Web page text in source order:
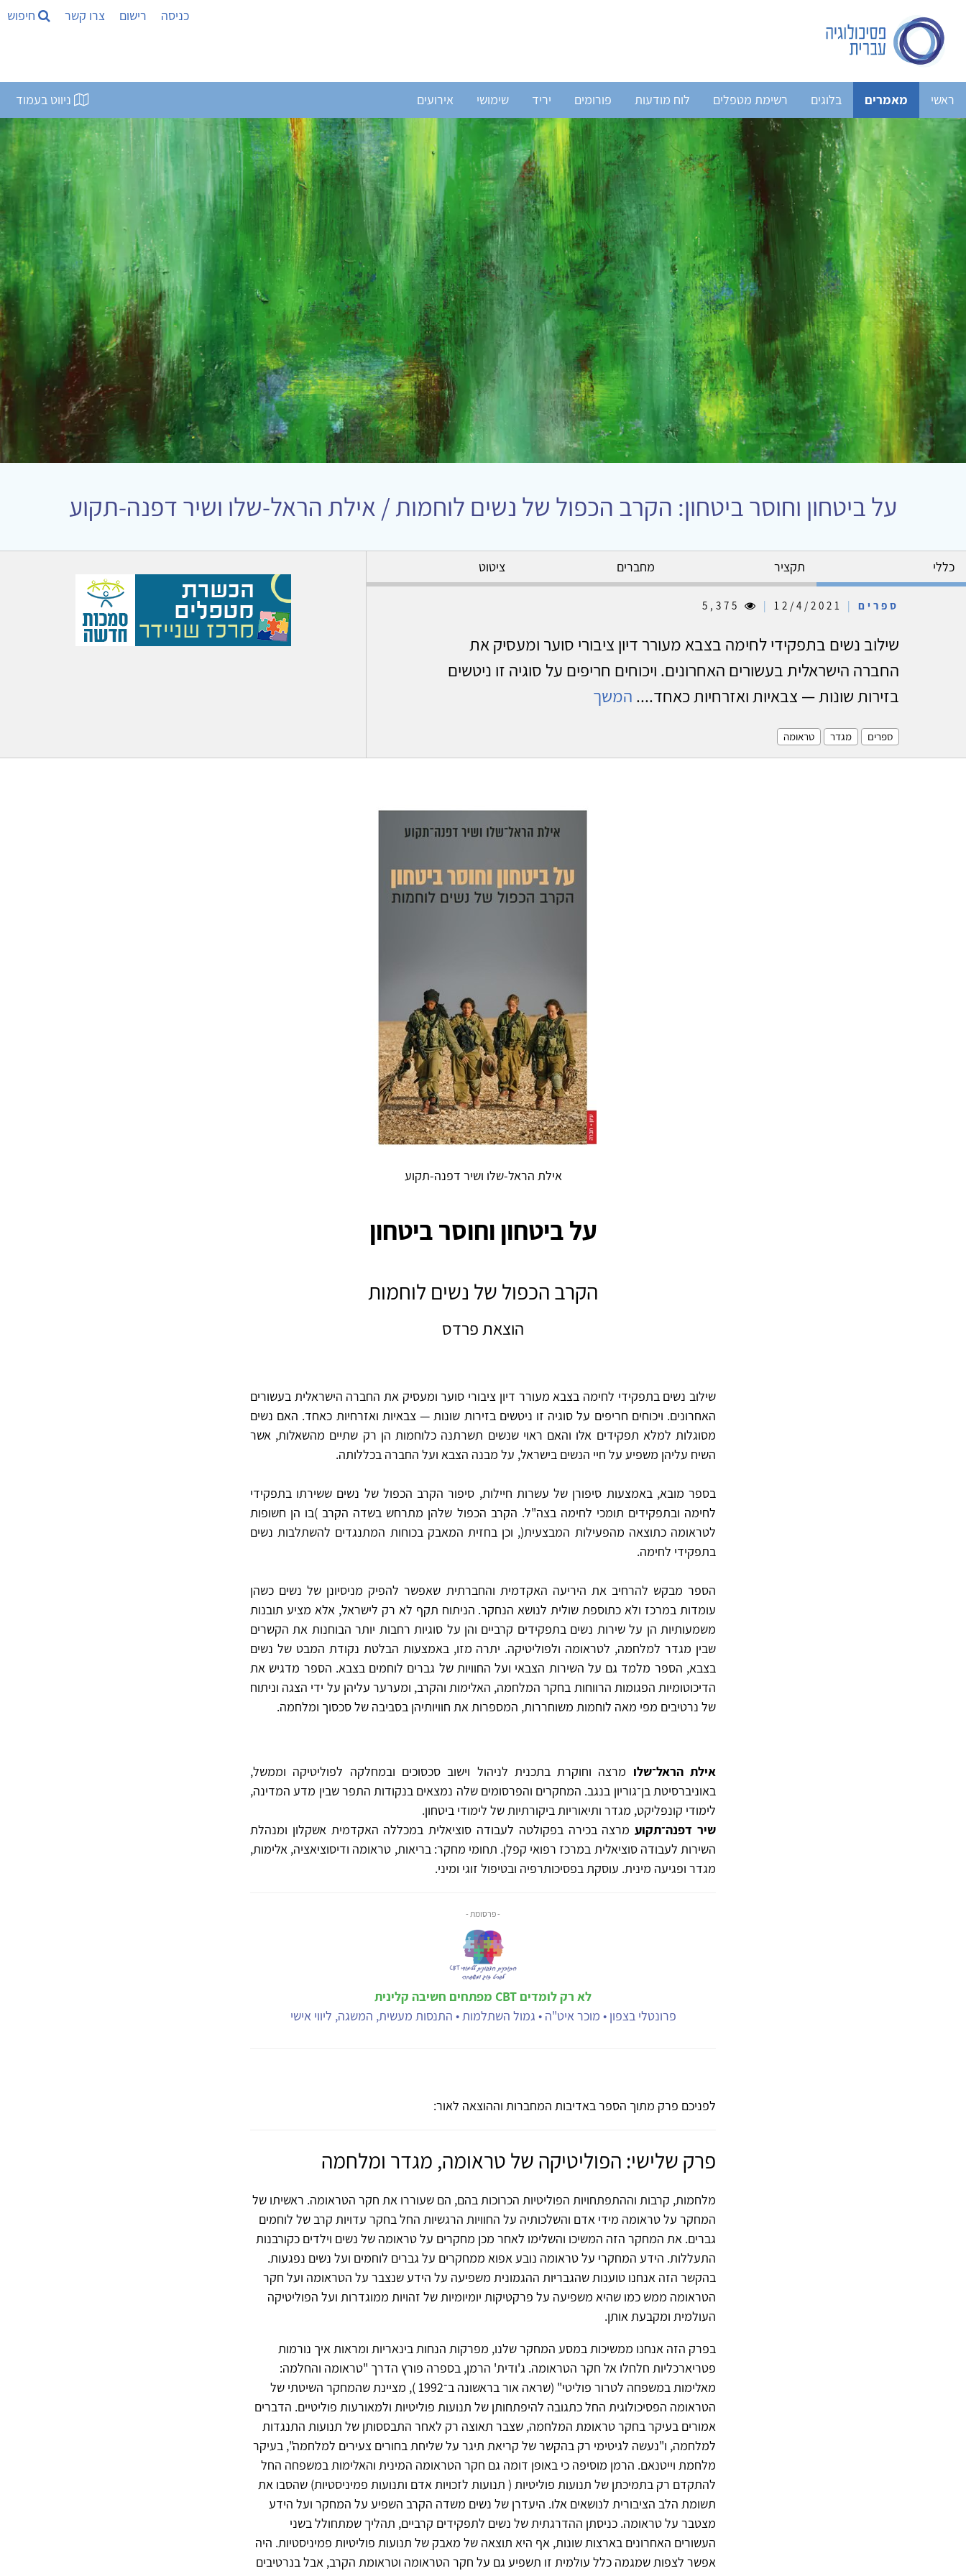
כניסה רישום צרו קשר חיפוש
ראשי מאמרים בלוגים רשימת מטפלים לוח מודעות פורומים יריד שימושי אירועים ניווט בעמוד
על ביטחון וחוסר ביטחון: הקרב הכפול של נשים לוחמות / אילת הראל-שלו ושיר דפנה-תקוע
כללי תקציר מחברים ציטוט
ספרים |
|
שילוב נשים בתפקידי לחימה בצבא מעורר דיון ציבורי סוער ומעסיק את
החברה הישראלית בעשורים האחרונים. ויכוחים חריפים על סוגיה זו ניטשים
בזירות שונות — צבאיות ואזרחיות כאחד.... המשך
ספרים מגדר טראומה
אילת הראל-שלו ושיר דפנה-תקוע
על ביטחון וחוסר ביטחון
הקרב הכפול של נשים לוחמות
הוצאת פרדס
שילוב נשים בתפקידי לחימה בצבא מעורר דיון ציבורי סוער ומעסיק את החברה הישראלית בעשורים
האחרונים. ויכוחים חריפים על סוגיה זו ניטשים בזירות שונות — צבאיות ואזרחיות כאחד. האם נשים
מסוגלות למלא תפקידים אלו והאם ראוי שנשים תשרתנה כלוחמות הן רק שתיים מהשאלות, אשר
השיח עליהן משפיע על חיי הנשים בישראל, על מבנה הצבא ועל החברה בכללותה.
בספר מובא, באמצעות סיפורן של עשרות חיילות, סיפור הקרב הכפול של נשים ששירתו בתפקידי
לחימה ובתפקידים תומכי לחימה בצה"ל. הקרב הכפול שלהן מתרחש בשדה הקרב )בו הן חשופות
לטראומה כתוצאה מהפעילות המבצעית(, וכן בחזית המאבק בכוחות המתנגדים להשתלבות נשים
בתפקידי לחימה.
הספר מבקש להרחיב את היריעה האקדמית והחברתית שאפשר להפיק מניסיונן של נשים כשהן
עומדות במרכז ולא כתוספת שולית לנושא הנחקר. הניתוח תקף לא רק לישראל, אלא מציע תובנות
משמעותיות הן על שירות נשים בתפקידים קרביים והן על סוגיות רחבות יותר הבוחנות את הקשרים
שבין מגדר למלחמה, לטראומה ולפוליטיקה. יתרה מזו, באמצעות הבלטת נקודת המבט של נשים
בצבא, הספר מלמד גם על השירות הצבאי ועל החוויות של גברים לוחמים בצבא. הספר מדגיש את
הדיכוטומיות הפגומות הרווחות בחקר המלחמה, האלימות והקרב, ומערער עליהן על ידי הצגה וניתוח
של נרטיבים מפי מאה לוחמות משוחררות, המספרות את חוויותיהן בסביבה של סכסוך ומלחמה.
אילת הראל־שלו מרצה וחוקרת בתכנית לניהול וישוב סכסוכים ובמחלקה לפוליטיקה וממשל,
באוניברסיטת בן־גוריון בנגב. המחקרים והפרסומים שלה נמצאים בנקודות התפר שבין מדע המדינה,
לימודי קונפליקט, מגדר ותיאוריות ביקורתיות של לימודי ביטחון.
שיר דפנה־תקועמרצה בכירה בפקולטה לעבודה סוציאלית במכללה האקדמית אשקלון ומנהלת
השירות לעבודה סוציאלית במרכז רפואי קפלן. תחומי מחקר: בריאות, טראומה ודיסוציאציה, אלימות,
מגדר ופגיעה מינית. עוסקת בפסיכותרפיה ובטיפול זוגי ומיני.
- פרסומת -
לא רק לומדים CBT מפתחים חשיבה קלינית
פרונטלי בצפון • מוכר איט"ה • גמול השתלמות • התנסות מעשית, המשגה, ליווי אישי
לפניכם פרק מתוך הספר באדיבות המחברות וההוצאה לאור:
פרק שלישי: הפוליטיקה של טראומה, מגדר ומלחמה
מלחמות, קרבות וההתפתחויות הפוליטיות הכרוכות בהם, הם שעוררו את חקר הטראומה. ראשיתו של
המחקר על טראומה מידי אדם והשלכותיה על החוויות הרגשיות החל בחקר עדויות קרב של לוחמים
גברים. את המחקר הזה המשיכו והשלימו לאחר מכן מחקרים על טראומה של נשים וילדים כקורבנות
התעללות. הידע המחקרי על טראומה נובע אפוא ממחקרים על גברים לוחמים ועל נשים נפגעות.
בהקשר הזה אנחנו טוענות שהגבריּות ההגמונית משפיעה על הידע שנצבר על הטראומה ועל חקר
הטראומה ממש כמו שהיא משפיעה על פרקטיקות יומיומיות של זהויות ממוגדרות ועל הפוליטיקה
העולמית ומקבעת אותן.
בפרק הזה אנחנו ממשיכות במסע המחקר שלנו, מפרקות הנחות בינאריות ומראות איך נורמות
פטריארכליות חלחלו אל חקר הטראומה. ג'ודית' הרמן, בספרה פורץ הדרך "טראומה והחלמה:
מאלימות במשפחה לטרור פוליטי" (שראה אור בראשונה ב־1992 ), מציינת שהמחקר השיטתי של
הטראומה הפסיכולוגית החל כתגובה להיפתחותן של תנועות פוליטיות ולמאורעות פוליטיים. הדברים
אמורים בעיקר בחקר טראומת המלחמה, שצבר תאוצה רק לאחר התבססותן של תנועות התנגדות
למלחמה, ו"נעשה לגיטימי רק בהקשר של קריאת תיגר על שליחת בחורים צעירים למלחמה", בעיקר
מלחמת וייטנאם. הרמן מוסיפה כי באופן דומה גם חקר הטראומה המינית והאלימות במשפחה החל
להתקדם רק בתמיכתן של תנועות פוליטיות ( תנועות לזכויות אדם ותנועות פמיניסטיות) שהסבו את
תשומת הלב הציבורית לנושאים אלו. היעדרן של נשים משדה הקרב השפיע על המחקר ועל הידע
מצטבר על טראומה. כניסתן ההדרגתית של נשים לתפקידים קרביים, תהליך שמתחולל בשני
העשורים האחרונים בארצות שונות, אף היא תוצאה של מאבק של תנועות פוליטיות פמיניסטיות. היה
אפשר לצפות שמגמה כלל עולמית זו תשפיע גם על חקר הטראומה וטראומת הקרב, אבל בנרטיבים